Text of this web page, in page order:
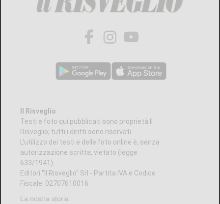
Il Risveglio
Testi e foto qui pubblicati sono proprietà Il
Risveglio; tutti i diritti sono riservati.
L'utilizzo dei testi e delle foto online è, senza
autorizzazione scritta, vietato (legge
633/1941).
Editori "Il Risveglio" Srl - Partita IVA e Codice
Fiscale: 02707610016
La nostra storia